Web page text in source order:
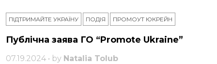
ПІДТРИМАЙТЕ УКРАЇНУ ПОДІЯ ПРОМОУТ ЮКРЕЙН
Публічна заява ГО “Promote Ukraine”
07.19.2024 • by Natalia Tolub